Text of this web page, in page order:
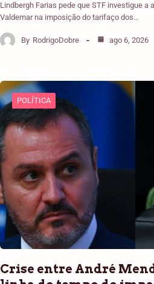
Lindbergh Farias pede que STF investigue a
Valdemar na imposição do tarifaço dos…
By RodrigoDobre ago 6, 2026
POLÍTICA
Crise entre André